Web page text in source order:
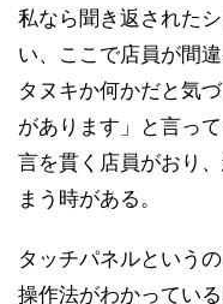
私なら聞き返された
い、ここで店員が間
タヌキか何かだと気
があります」と言っ
言を貫く店員がおり
まう時がある。
タッチパネルという
操作法がわかってい